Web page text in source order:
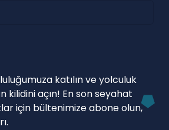
katılın ve yolculuk
kilidini açın! En son seyahat
için bültenimize abone olun,